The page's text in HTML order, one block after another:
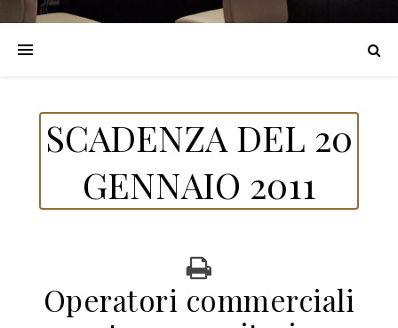
SCADENZA DEL 20
GENNAIO 2011
Operatori commerciali